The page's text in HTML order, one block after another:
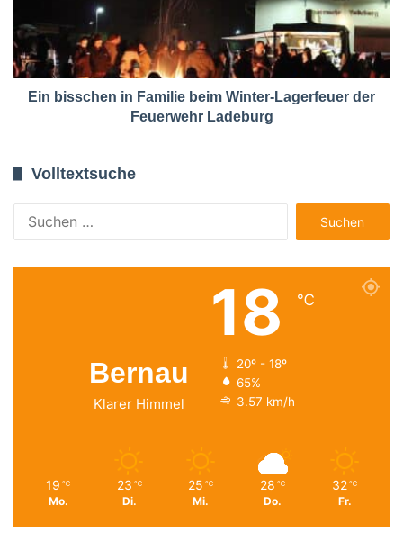
Ein bisschen in Familie beim Winter-Lagerfeuer der
Feuerwehr Ladeburg
Volltextsuche
nach:
Bernau
Klarer Himmel
18 ℃
20º - 18º
65%
3.57 km/h
19 ℃
Mo.
23 ℃
Di.
25 ℃
Mi.
28 ℃
Do.
32 ℃
Fr.